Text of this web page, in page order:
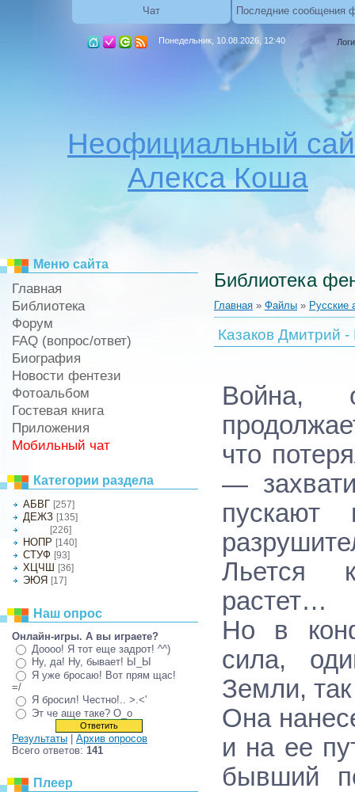
Чат Последние сообщения
Понедельник, 10.08.2026, 12:40
Неофициальный
Алекса Коша
Меню сайта
Главная
Библиотека
Форум
FAQ (вопрос/ответ)
Биография
Новости фентези
Фотоальбом
Гостевая книга
Приложения
Мобильный чат
Категории раздела
АБВГ [257]
ДЕЖЗ [135]
[226]
НОПР [140]
СТУФ [93]
ХЦЧШ [36]
ЭЮЯ [17]
Наш опрос
Онлайн-игры. А вы играете?
Доооо! Я тот еще задрот! ^^)
Ну, да! Ну, бывает! Ы_Ы
Я уже бросаю! Вот прям щас!
=/
Я бросил! Честно!.. >.<'
Эт че аще таке? О_о
Результаты
Архив опросов
Всего ответов: 141
Плеер
Библиотека
Главная » Файлы » Русские
Казаков Дмитрий
Война,
что
—
Льется
растет…
Но в
сила,
Земли,
Она
и на ее
бывший